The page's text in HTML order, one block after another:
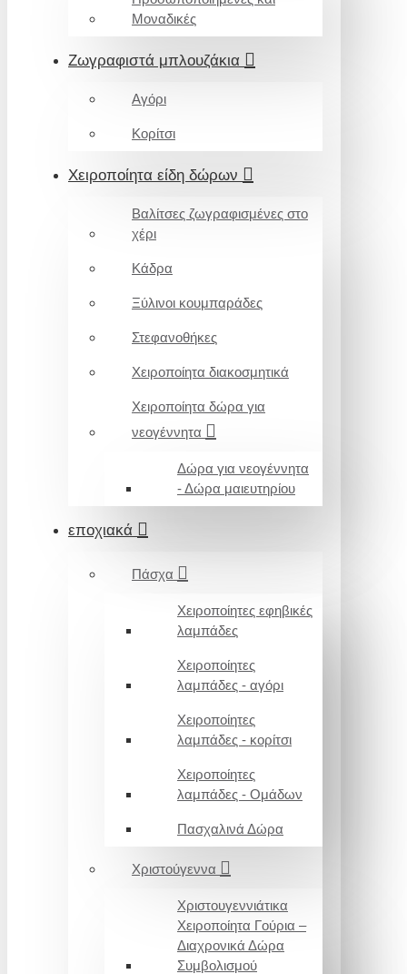
Μοναδικές
Ζωγραφιστά μπλουζάκια
Αγόρι
Κορίτσι
Χειροποίητα είδη δώρων
Βαλίτσες ζωγραφισμένες στο
χέρι
Κάδρα
Ξύλινοι κουμπαράδες
Στεφανοθήκες
Χειροποίητα διακοσμητικά
Χειροποίητα δώρα για
νεογέννητα
Δώρα για νεογέννητα
- Δώρα μαιευτηρίου
εποχιακά
Πάσχα
Χειροποίητες εφηβικές
λαμπάδες
Χειροποίητες
λαμπάδες - αγόρι
Χειροποίητες
λαμπάδες - κορίτσι
Χειροποίητες
λαμπάδες - Ομάδων
Πασχαλινά Δώρα
Χριστούγεννα
Χριστουγεννιάτικα
Χειροποίητα Γούρια –
Διαχρονικά Δώρα
Συμβολισμού